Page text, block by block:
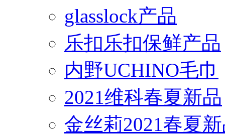
glasslock产品
乐扣乐扣保鲜产品
内野UCHINO毛巾
2021维科春夏新品
金丝莉2021春夏